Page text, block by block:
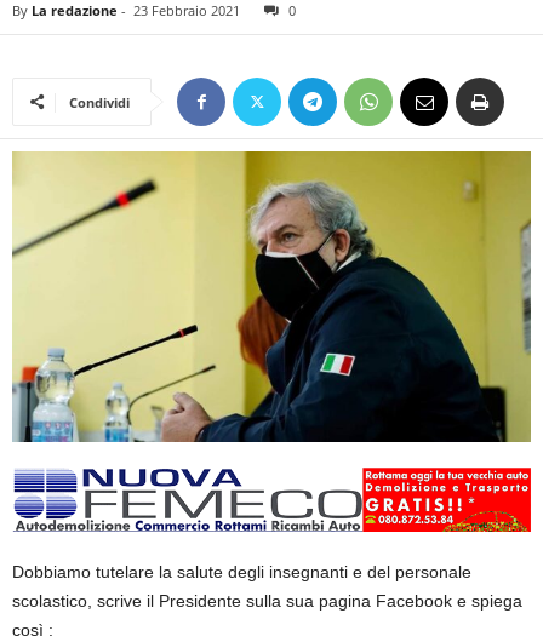
By La redazione - 23 Febbraio 2021 0
Condividi
Dobbiamo tutelare la salute degli insegnanti e del personale
scolastico, scrive il Presidente sulla sua pagina Facebook e spiega
così :